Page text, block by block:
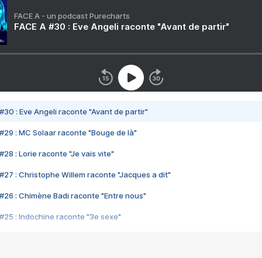
FACE A - un podcast Purecharts
FACE A #30 : Eve Angeli raconte "Avant de partir"
#30 : Eve Angeli raconte "Avant de partir"
#29 : MC Solaar raconte "Bouge de là"
#28 : Lorie raconte "Je vais vite"
#27 : Christophe Willem raconte "Jacques a dit"
#26 : Chimène Badi raconte "Entre nous"
#25 : Indochine raconte "3e sexe"